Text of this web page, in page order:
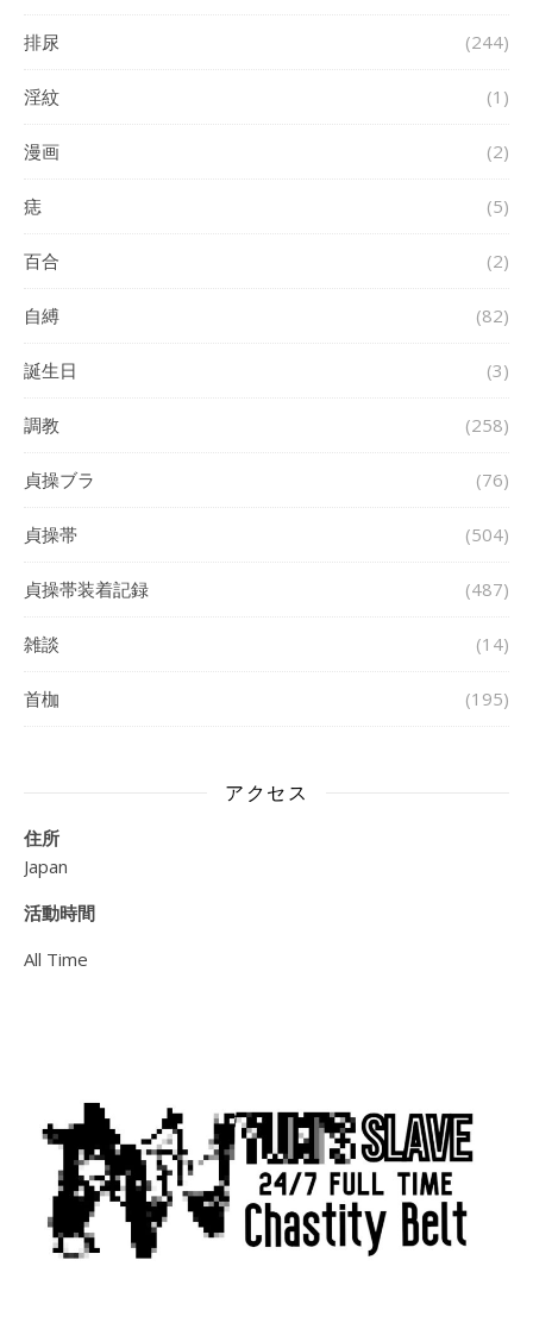
排尿 (244)
淫紋 (1)
漫画 (2)
痣 (5)
百合 (2)
自縛 (82)
誕生日 (3)
調教 (258)
貞操ブラ (76)
貞操帯 (504)
貞操帯装着記録 (487)
雑談 (14)
首枷 (195)
アクセス
住所
Japan
活動時間
All Time